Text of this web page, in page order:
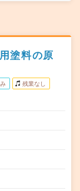
塗料の原
残業なし